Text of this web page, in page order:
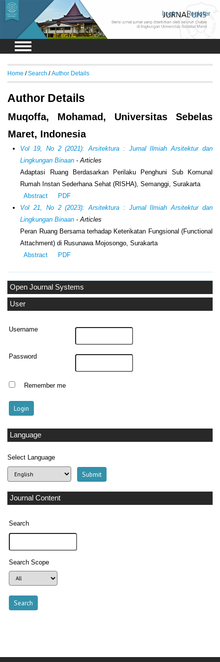
Login Register
Open Journal Systems
User
Username
Password
Remember me
Language
Select Language
Journal Content
Search
Search Scope
Home /Search /Author Details
Author Details
Muqoffa, Mohamad, Universitas Sebelas
Maret, Indonesia
Vol 19, No 2 (2021): Arsitektura : Jurnal Ilmiah Arsitektur dan
Lingkungan Binaan - Articles
Adaptasi Ruang Berdasarkan Perilaku Penghuni Sub Komunal
Rumah Instan Sederhana Sehat (RISHA), Semanggi, Surakarta
Abstract
PDF
Vol 21, No 2 (2023): Arsitektura : Jurnal Ilmiah Arsitektur dan
Lingkungan Binaan - Articles
Peran Ruang Bersama terhadap Keterikatan Fungsional (Functional
Attachment) di Rusunawa Mojosongo, Surakarta
Abstract
PDF